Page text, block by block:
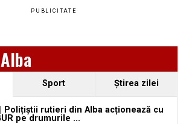
300.000 de euro, la Teiuș. Familia
că ancheta bate pasul pe loc, la
lună de la spargere
muncă în Sântimbru, disponibile la 4
AJOFM Alba a publicat lista posturilor
PUBLICITATE
Sport Ştirea zilei
Polițiștii rutieri din Alba acționează cu
pe drumurile ...